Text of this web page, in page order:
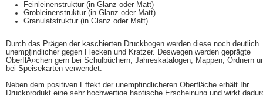
Feinleinenstruktur (in Glanz oder Matt)
Grobleinenstruktur (in Glanz oder Matt)
Granulatstruktur (in Glanz oder Matt)
Durch das Prägen der kaschierten Druckbogen werden diese noch deutlich
unempfindlicher gegen Flecken und Kratzer. Deswegen werden geprägte
OberflÃ¤chen gern bei Schulbüchern, Jahreskatalogen, Mappen, Ordnern
bei Speisekarten verwendet.
Neben dem positiven Effekt der unempfindlicheren Oberfläche erhält Ihr
Druckprodukt eine sehr hochwertige haptische Erscheinung und wirkt